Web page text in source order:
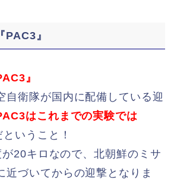
』
』
自衛隊が国内に配備している迎
はこれまでの実験では
ということ！
20キロなので、北朝鮮のミサ
近づいてからの迎撃となりま